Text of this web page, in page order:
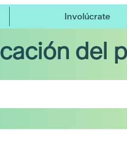
Involúcrate
del